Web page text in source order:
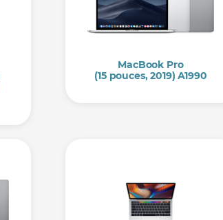
MacBook Pro
(15 pouces, 2019) A1990